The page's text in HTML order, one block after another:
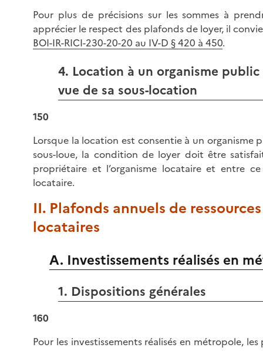
Pour plus de précisions sur les sommes à
apprécier le respect des plafonds de loyer, il
BOI-IR-RICI-230-20-20 au IV-D § 420 à 450.
4. Location à un organisme
vue de sa sous-location
150
Lorsque la location est consentie à un organisme
sous-loue, la condition de loyer doit être
propriétaire et l’organisme locataire et entre
locataire.
II. Plafonds annuels de
locataires
A. Investissements réalisés en
1. Dispositions générales
160
Pour les investissements réalisés en métropole,